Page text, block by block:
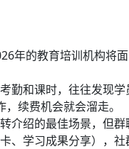
年的教育培训机构将面
勤和课时，往往发现
续费机会就会溜走。
介绍的最佳场景，但
学习成果分享），社